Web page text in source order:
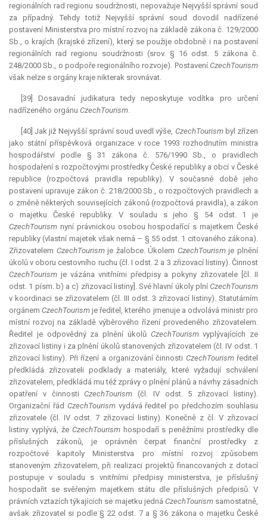
regionálních rad regionu soudržnosti, nepovažuje Nejvyšší správní soud
za případný. Tehdy totiž Nejvyšší správní soud dovodil nadřízené
postavení Ministerstva pro místní rozvoj na základě zákona č. 129/2000
Sb., o krajích (krajské zřízení), který se použije obdobně i na postavení
regionálních rad regionu soudržnosti (srov. § 16 odst. 5 zákona č.
248/2000 Sb., o podpoře regionálního rozvoje). Postavení CzechTourism
však nelze s orgány kraje nikterak srovnávat.
[39] Dosavadní judikatura tedy neposkytuje vodítka pro určení
nadřízeného orgánu CzechTourism.
[40] Jak již Nejvyšší správní soud uvedl výše, CzechTourismbyl zřízen
jako státní příspěvková organizace v roce 1993 rozhodnutím ministra
hospodářství podle § 31 zákona č. 576/1990 Sb., o pravidlech
hospodaření s rozpočtovými prostředky České republiky a obcí v České
republice (rozpočtová pravidla republiky). V současné době jeho
postavení upravuje zákon č. 218/2000 Sb., o rozpočtových pravidlech a
o změně některých souvisejících zákonů (rozpočtová pravidla), a zákon
o majetku České republiky. V souladu s jeho § 54 odst. 1 je
CzechTourism nyní právnickou osobou hospodařící s majetkem České
republiky (vlastní majetek však nemá – § 55 odst. 1 citovaného zákona).
Zřizovatelem CzechTourismje žalobce. Úkolem CzechTourismje plnění
úkolů v oboru cestovního ruchu (čl. I odst. 2 a 3 zřizovací listiny). Činnost
CzechTourism je vázána vnitřními předpisy a pokyny zřizovatele [čl. II
odst. 1 písm. b) a c) zřizovací listiny]. Své hlavní úkoly plní CzechTourism
v koordinaci se zřizovatelem (čl. III odst. 3 zřizovací listiny). Statutárním
orgánemCzechTourism je ředitel, kterého jmenuje a odvolává ministr pro
místní rozvoj na základě výběrového řízení provedeného zřizovatelem.
Ředitel je odpovědný za plnění úkolů CzechTourismvyplývajících ze
zřizovací listiny i za plnění úkolů stanovených zřizovatelem (čl. IV odst. 1
zřizovací listiny). Při řízení a organizování činnosti CzechTourismředitel
předkládá zřizovateli podklady a materiály, které vyžadují schválení
zřizovatelem, předkládá mu též zprávy o plnění plánů a návrhy zásadních
opatření v činnostiCzechTourism (čl. IV odst. 5 zřizovací listiny).
Organizační řád CzechTourismvydává ředitel po předchozím souhlasu
zřizovatele (čl. IV odst. 7 zřizovací listiny). Konečně z čl. V zřizovací
listiny vyplývá, že CzechTourismhospodaří s peněžními prostředky dle
příslušných zákonů, je oprávněn čerpat finanční prostředky z
rozpočtové kapitoly Ministerstva pro místní rozvoj způsobem
stanoveným zřizovatelem, při realizaci projektů financovaných z dotací
postupuje v souladu s vnitřními předpisy ministerstva, je příslušný
hospodařit se svěřeným majetkem státu dle příslušných předpisů. V
právních vztazích týkajících se majetku jedná CzechTourismsamostatně,
avšak zřizovatel si podle § 22 odst. 7 a § 36 zákona o majetku České